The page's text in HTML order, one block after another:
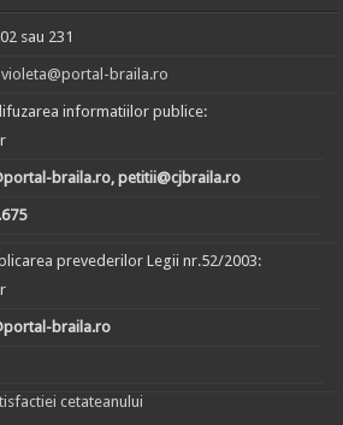
sau 231
violeta@portal-braila.ro
informatiilor publice:
braila.ro, petitii@cjbraila.ro
prevederilor Legii nr.52/2003:
braila.ro
cetateanului